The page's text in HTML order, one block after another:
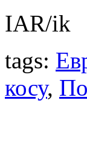
IAR/ik
tags:
косу,